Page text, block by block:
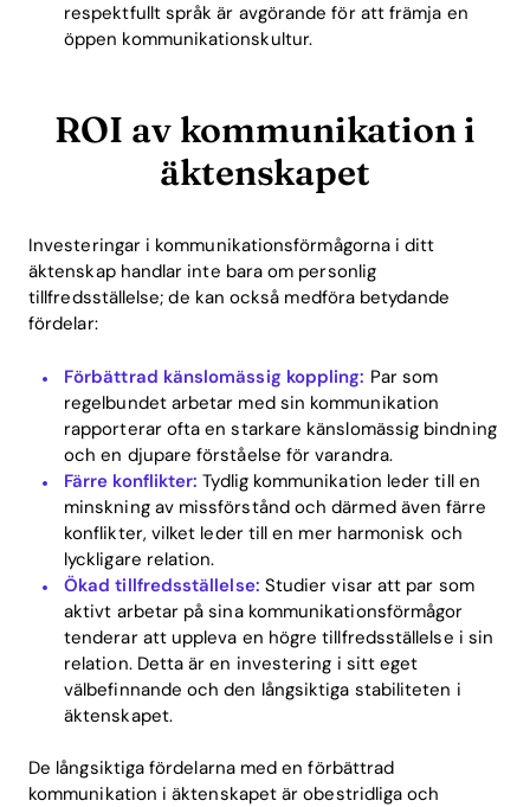
Download
respektfullt språk är avgörande för att främja en
öppen kommunikationskultur.
ROI av kommunikation i
äktenskapet
Investeringar i kommunikationsförmågorna i ditt
äktenskap handlar inte bara om personlig
tillfredsställelse; de kan också medföra betydande
fördelar:
Förbättrad känslomässig koppling: Par som
regelbundet arbetar med sin kommunikation
rapporterar ofta en starkare känslomässig bindning
och en djupare förståelse för varandra.
Färre konflikter: Tydlig kommunikation leder till en
minskning av missförstånd och därmed även färre
konflikter, vilket leder till en mer harmonisk och
lyckligare relation.
Ökad tillfredsställelse: Studier visar att par som
aktivt arbetar på sina kommunikationsförmågor
tenderar att uppleva en högre tillfredsställelse i sin
relation. Detta är en investering i sitt eget
välbefinnande och den långsiktiga stabiliteten i
äktenskapet.
De långsiktiga fördelarna med en förbättrad
kommunikation i äktenskapet är obestridliga och